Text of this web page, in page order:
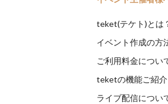
teket(テケト)とは
イベント作成の方
ご利用料金につい
teketの機能ご紹介
ライブ配信につい